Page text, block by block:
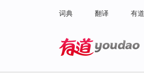
词典 翻译 有